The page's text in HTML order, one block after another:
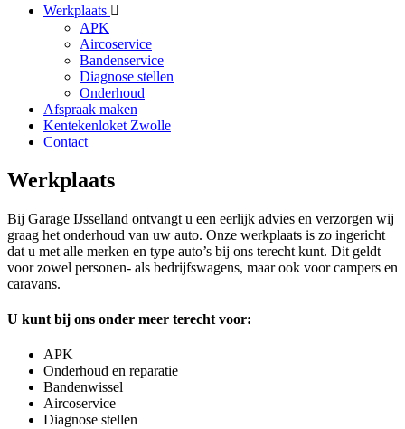
Werkplaats
APK
Aircoservice
Bandenservice
Diagnose stellen
Onderhoud
Afspraak maken
Kentekenloket Zwolle
Contact
Werkplaats
Bij Garage IJsselland ontvangt u een eerlijk advies en verzorgen wij
graag het onderhoud van uw auto. Onze werkplaats is zo ingericht
dat u met alle merken en type auto’s bij ons terecht kunt. Dit geldt
voor zowel personen- als bedrijfswagens, maar ook voor campers en
caravans.
U kunt bij ons onder meer terecht voor:
APK
Onderhoud en reparatie
Bandenwissel
Aircoservice
Diagnose stellen